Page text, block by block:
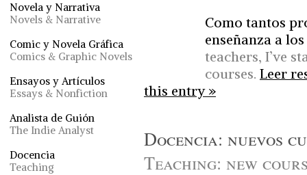
Novela y Narrativa
Novels & Narrative
Comic y Novela Gráfica
Comics & Graphic Novels
Ensayos y Artículos
Essays & Nonfiction
Analista de Guión
The Indie Analyst
Docencia
Teaching
Como tantos
enseñanza a
teachers, I’ve
courses. Leer
this entry »
Docencia: nuevos
Teaching: new